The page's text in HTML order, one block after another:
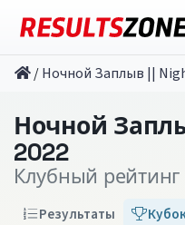
/Ночной Заплыв ||
Ночной
2022
Клубный рейтинг
Результаты